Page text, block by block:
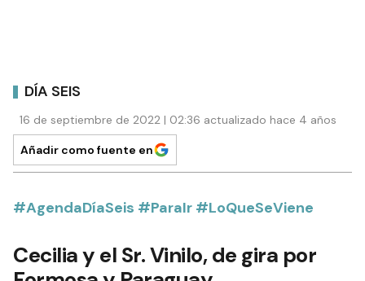
DÍA SEIS
16 de septiembre de 2022 | 02:36 actualizado hace 4 años
Añadir como fuente en
#AgendaDíaSeis #ParaIr #LoQueSeViene
Cecilia y el Sr. Vinilo, de gira por